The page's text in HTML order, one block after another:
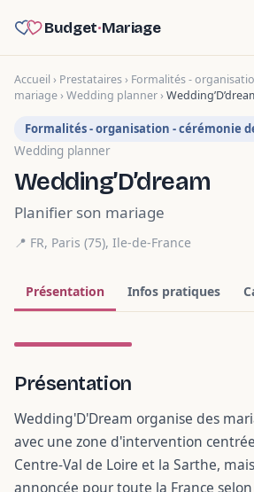
Budget·Mariage
Accueil › Prestataires› Formalités -
mariage› Wedding planner›
Formalités - organisation - cérémonie
Wedding planner
Wedding’D’dream
Planifier son mariage
📍 FR, Paris (75), Ile-de-France
Présentation Infos pratiques
1 photo
Présentation
Wedding'D'Dream organise des
avec une zone d'intervention
Centre-Val de Loire et la Sarthe,
annoncée pour toute la France